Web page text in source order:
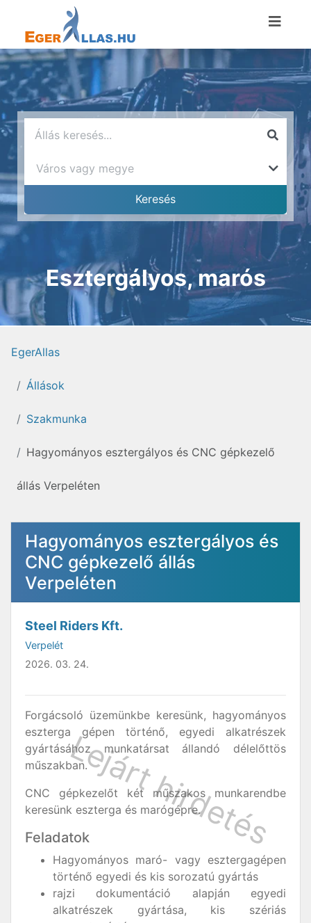
Esztergályos, marós
EgerAllas
Állások
Szakmunka
Hagyományos esztergályos és CNC gépkezelő
állás Verpeléten
Hagyományos esztergályos és
CNC gépkezelő állás
Verpeléten
Steel Riders Kft.
Verpelét
2026. 03. 24.
Forgácsoló üzemünkbe keresünk, hagyományos
eszterga gépen történő, egyedi alkatrészek
gyártásához munkatársat állandó délelőttös
műszakban.
CNC gépkezelőt két műszakos munkarendbe
keresünk eszterga és marógépre.
Feladatok
Hagyományos maró- vagy esztergagépen
történő egyedi és kis sorozatú gyártás
rajzi dokumentáció alapján egyedi
alkatrészek gyártása, kis szériás